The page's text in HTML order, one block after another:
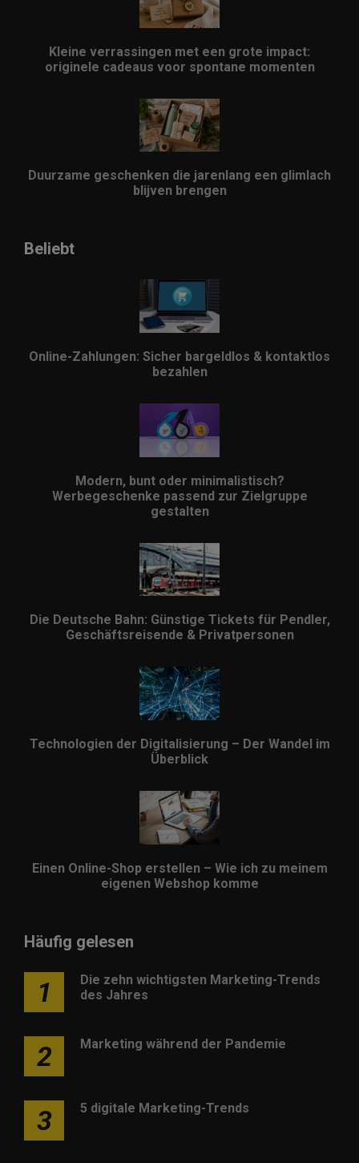
Kleine verrassingen met een grote impact:
originele cadeaus voor spontane momenten
Duurzame geschenken die jarenlang een glimlach
blijven brengen
Beliebt
Online-Zahlungen: Sicher bargeldlos & kontaktlos
bezahlen
Modern, bunt oder minimalistisch?
Werbegeschenke passend zur Zielgruppe
gestalten
Die Deutsche Bahn: Günstige Tickets für Pendler,
Geschäftsreisende & Privatpersonen
Technologien der Digitalisierung – Der Wandel im
Überblick
Einen Online-Shop erstellen – Wie ich zu meinem
eigenen Webshop komme
Häufig gelesen
1
Die zehn wichtigsten Marketing-Trends
des Jahres
2 Marketing während der Pandemie
3 5 digitale Marketing-Trends